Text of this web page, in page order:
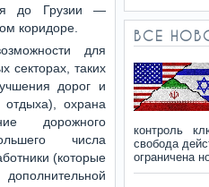
до Грузии —
коридоре.
для
секторах, таких
дорог и
отдыха), охрана
дорожного
числа
(которые
ВСЕ
контроль
свобода
ограничена